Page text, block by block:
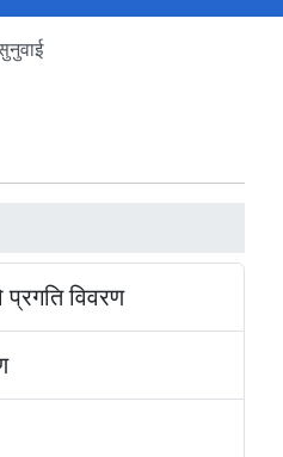
प्रगति विवरण